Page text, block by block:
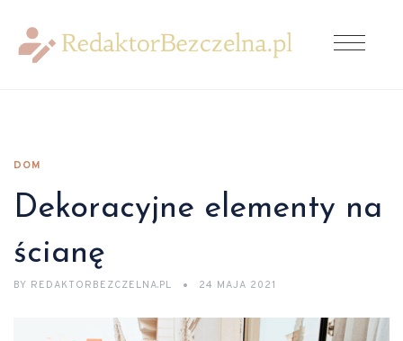
DOM
Dekoracyjne elementy na
ścianę
BY REDAKTORBEZCZELNA.PL 24 MAJA 2021